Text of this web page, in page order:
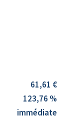
61,61 €
123,76 %
immédiate